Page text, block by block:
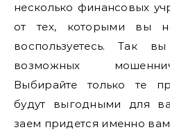
несколько финансовых
от тех, которыми вы
воспользуетесь. Так
возможных
Выбирайте только те
будут выгодными для
заем придется именно